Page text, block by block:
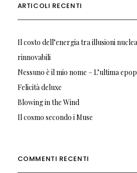
ARTICOLI RECENTI
Il costo dell’energia tra illusioni
rinnovabili
Nessuno è il mio nome – L’ultima
Felicità deluxe
Blowing in the Wind
Il cosmo secondo i Muse
COMMENTI RECENTI